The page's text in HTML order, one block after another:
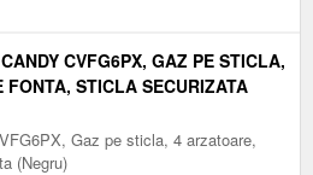
CVFG6PX, GAZ PE STICLA,
STICLA SECURIZATA
Gaz pe sticla, 4 arzatoare,
(Negru)